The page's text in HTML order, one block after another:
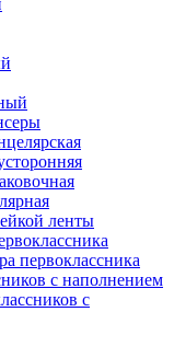
ленты
первоклассника
с наполнением
с